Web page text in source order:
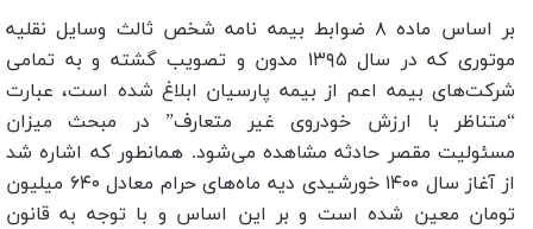
بر اساس ماده ۸ ضوابط بیمه نامه شخص ثالث وسایل نقلیه
موتوری که در سال ۱۳۹۵ مدون و تصویب گشته و به تمامی
شرکت‌های بیمه اعم از بیمه پارسیان ابلاغ شده است، عبارت
“متناظر با ارزش خودروی غیر متعارف” در مبحث میزان
مسئولیت مقصر حادثه مشاهده می‌شود. همانطور که اشاره شد
از آغاز سال ۱۴۰۰ خورشیدی دیه ماه‌های حرام معادل ۶۴۰ میلیون
تومان معین شده است و بر این اساس و با توجه به قانون